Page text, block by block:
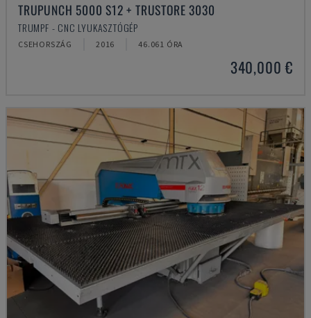
TRUPUNCH 5000 S12 + TRUSTORE 3030
TRUMPF - CNC LYUKASZTÓGÉP
CSEHORSZÁG 2016 46.061 ÓRA
340,000 €